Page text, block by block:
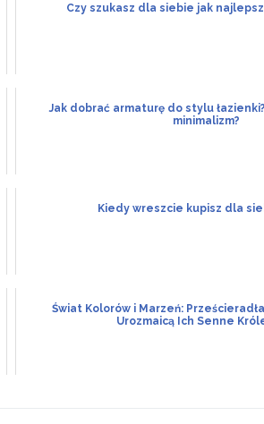
Czy szukasz dla siebie jak
Jak dobrać armaturę do stylu
minimalizm?
Kiedy wreszcie kupisz dla
Świat Kolorów i Marzeń:
Urozmaicą Ich Senne